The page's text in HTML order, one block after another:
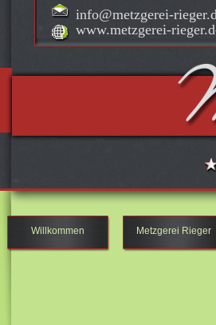
Willkommen Metzgerei Rieger
info@metzgerei-
www.metzgerei-